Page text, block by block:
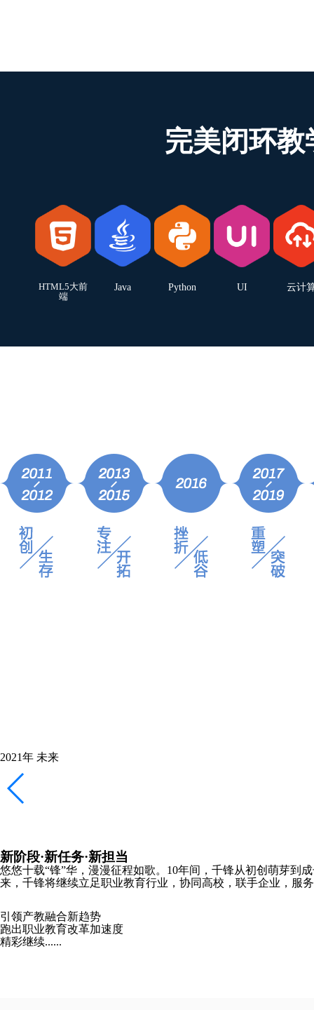
完美闭环
HTML5大前
端
Java Python UI 云计
2021年 未来
新阶段·新任务·新担当
悠悠十载“锋”华，漫漫征程如歌。10年间，千锋从初创萌芽到
来，千锋将继续立足职业教育行业，协同高校，联手企业，服
引领产教融合新趋势
跑出职业教育改革加速度
精彩继续......